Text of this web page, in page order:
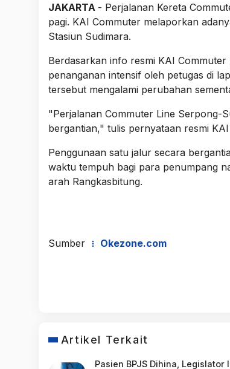
JAKARTA - Perjalanan Kereta
pagi. KAI Commuter melaporkan
Stasiun Sudimara.
Berdasarkan info resmi KAI
penanganan intensif oleh petugas di
tersebut mengalami perubahan
"Perjalanan Commuter Line Serpong-
bergantian," tulis pernyataan resmi
Penggunaan satu jalur secara
waktu tempuh bagi para penumpang
arah Rangkasbitung.
Sumber Okezone.com
Artikel Terkait
Pasien BPJS Dihina, Legislator